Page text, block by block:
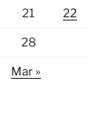
21 22
28
Mar »